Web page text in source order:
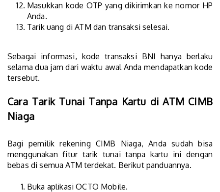
Masukkan kode OTP yang dikirimkan ke nomor HP
Anda.
Tarik uang di ATM dan transaksi selesai.
Sebagai informasi, kode transaksi BNI hanya berlaku
selama dua jam dari waktu awal Anda mendapatkan kode
tersebut.
Cara Tarik Tunai Tanpa Kartu di ATM CIMB
Niaga
Bagi pemilik rekening CIMB Niaga, Anda sudah bisa
menggunakan fitur tarik tunai tanpa kartu ini dengan
bebas di semua ATM terdekat. Berikut panduannya.
Buka aplikasi OCTO Mobile.